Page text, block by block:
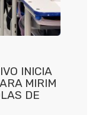
INICIA
MIRIM
DE